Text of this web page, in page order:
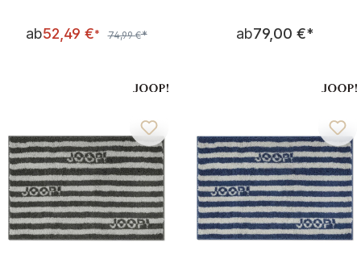
Verkaufspreis:
ab52,49 €* Regulärer Preis:
74,99 €*
Regulärer
ab79,00 €*